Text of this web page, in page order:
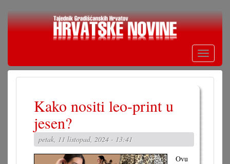
Skoči
Toggle
Kako nositi leo-print u
jesen?
petak, 11 listopad, 2024 - 13:41
Ovu